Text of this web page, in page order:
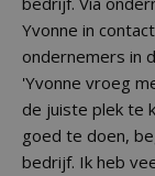
Yvonne in
ondernemers in
'Yvonne vroeg
de juiste plek te
goed te doen,
bedrijf. Ik heb